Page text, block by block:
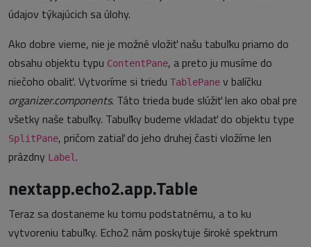
údajov týkajúcich sa úlohy.
Ako dobre vieme, nie je možné vložiť našu tabuľku priamo do
obsahu objektu typu ContentPane, a preto ju musíme do
niečoho obaliť. Vytvoríme si triedu TablePane v balíčku
organizer.components. Táto trieda bude slúžiť len ako obal pre
všetky naše tabuľky. Tabuľky budeme vkladať do objektu type
SplitPane, pričom zatiaľ do jeho druhej časti vložíme len
prázdny Label .
nextapp.echo2.app.Table
Teraz sa dostaneme ku tomu podstatnému, a to ku
vytvoreniu tabuľky. Echo2 nám poskytuje široké spektrum